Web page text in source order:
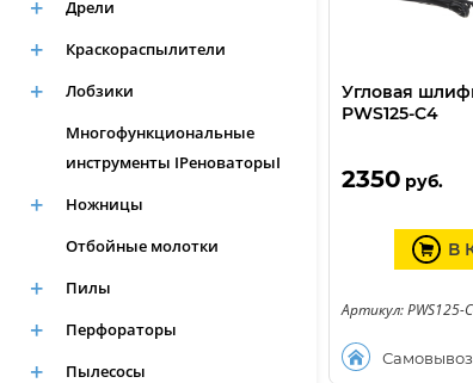
Дрели
Краскораспылители
Лобзики
Многофункциональные
инструменты IРеноваторыI
Ножницы
Отбойные молотки
Пилы
Перфораторы
Пылесосы
Угловая
PWS125-C4
2350 руб.
В
Артикул: PWS125-